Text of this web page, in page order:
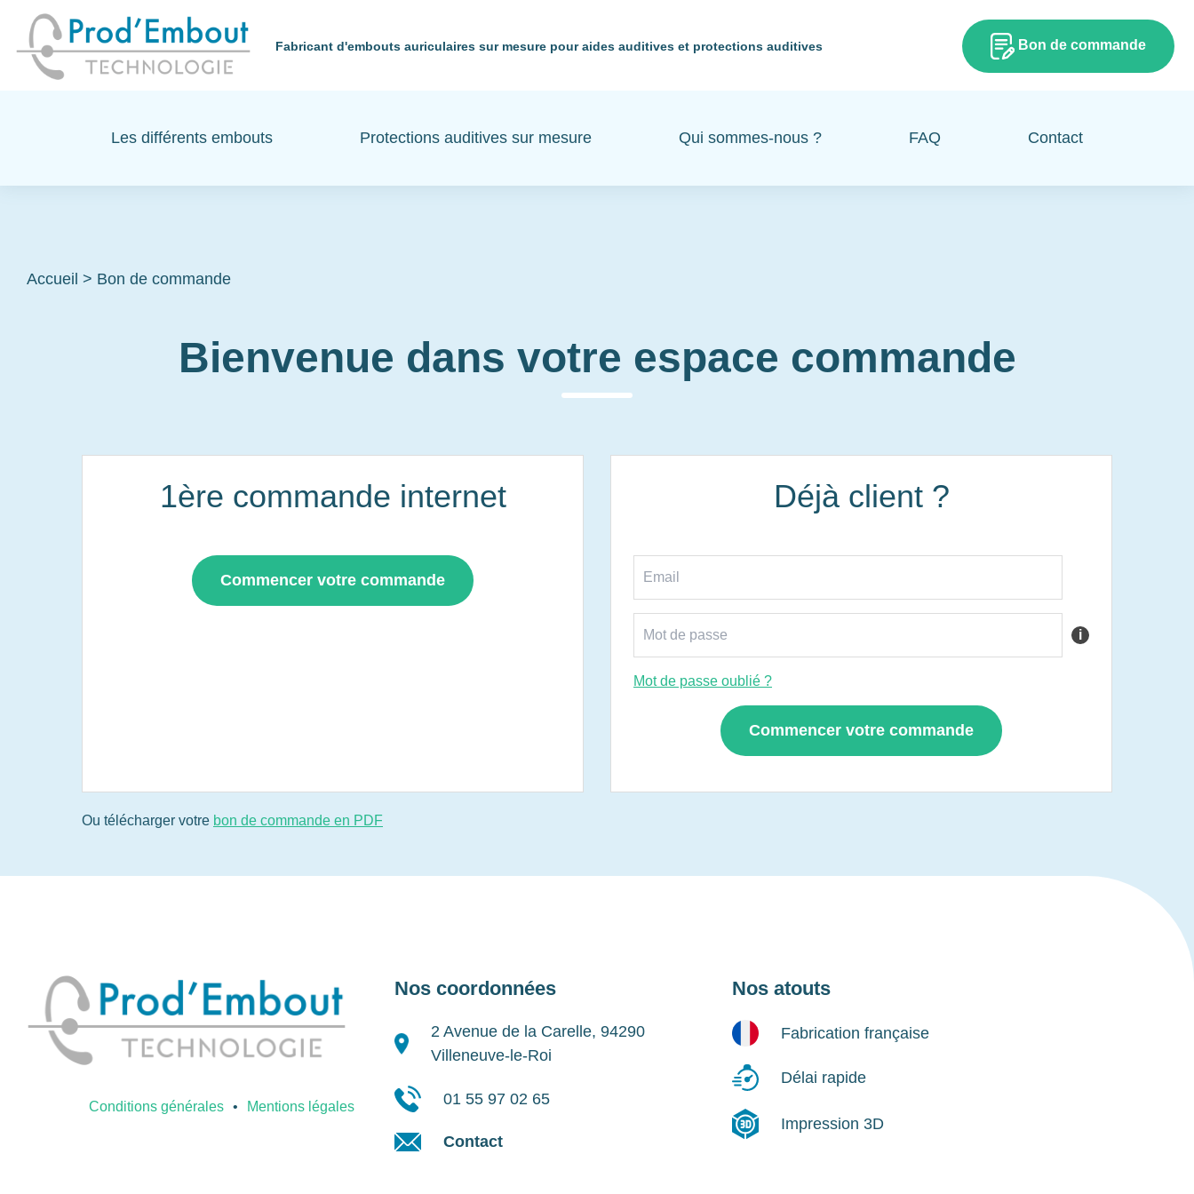
Fabricant d'embouts auriculaires sur mesure pour aides auditives et protections auditives Bon de commande
Les différents embouts Protections auditives sur mesure Qui sommes-nous ? FAQ Contact
Accueil > Bon de commande
Bienvenue dans votre espace commande
1ère commande internet
Commencer votre commande
Déjà client ?
i
Mot de passe oublié ?
Ou télécharger votre bon de commande en PDF
Conditions générales Mentions légales
Nos coordonnées
2 Avenue de la Carelle, 94290
Villeneuve-le-Roi
01 55 97 02 65
Contact
Nos atouts
Fabrication française
Délai rapide
Impression 3D